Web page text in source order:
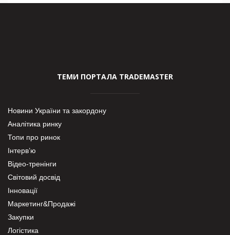
ТЕМИ ПОРТАЛА TRADEMASTER
Новини України та закордону
Аналітика ринку
Топи про ринок
Інтерв’ю
Відео-тренінги
Світовий досвід
Інновації
Маркетинг&Продажі
Закупки
Логістика